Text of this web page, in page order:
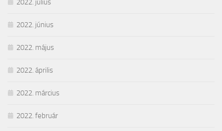
2022. július
2022. június
2022. május
2022. április
2022. március
2022. február